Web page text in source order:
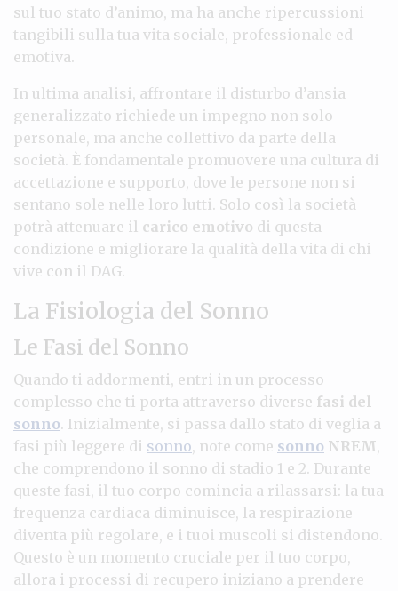
sul tuo stato d’animo, ma ha anche ripercussioni
tangibili sulla tua vita sociale, professionale ed
emotiva.
In ultima analisi, affrontare il disturbo d’ansia
generalizzato richiede un impegno non solo
personale, ma anche collettivo da parte della
società. È fondamentale promuovere una cultura di
accettazione e supporto, dove le persone non si
sentano sole nelle loro lutti. Solo così la società
potrà attenuare il carico emotivo di questa
condizione e migliorare la qualità della vita di chi
vive con il DAG.
La Fisiologia del Sonno
Le Fasi del Sonno
Quando ti addormenti, entri in un processo
complesso che ti porta attraverso diverse fasi del
sonno. Inizialmente, si passa dallo stato di veglia a
fasi più leggere di sonno, note come sonno NREM,
che comprendono il sonno di stadio 1 e 2. Durante
queste fasi, il tuo corpo comincia a rilassarsi: la tua
frequenza cardiaca diminuisce, la respirazione
diventa più regolare, e i tuoi muscoli si distendono.
Questo è un momento cruciale per il tuo corpo,
allora i processi di recupero iniziano a prendere